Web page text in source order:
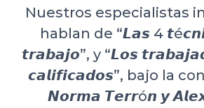
TRANSPARENCIA
Nuestros especialistas
hablan de “𝙇𝙖𝙨 4
𝙩𝙧𝙖𝙗𝙖𝙟𝙤”, y “𝙇𝙤𝙨
𝙘𝙖𝙡𝙞𝙛𝙞𝙘𝙖𝙙𝙤𝙨”, bajo la
𝙉𝙤𝙧𝙢𝙖 𝙏𝙚𝙧𝙧ó𝙣 𝙮